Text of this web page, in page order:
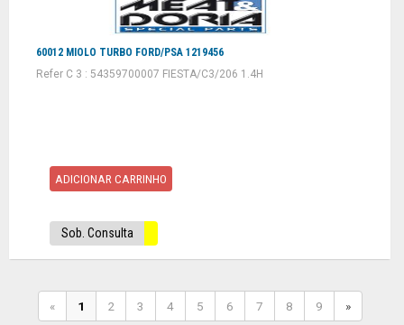
60012 MIOLO TURBO FORD/PSA 1219456
Refer C 3 : 54359700007 FIESTA/C3/206 1.4H
ADICIONAR CARRINHO
Sob. Consulta
« 1 2 3 4 5 6 7 8 9 »